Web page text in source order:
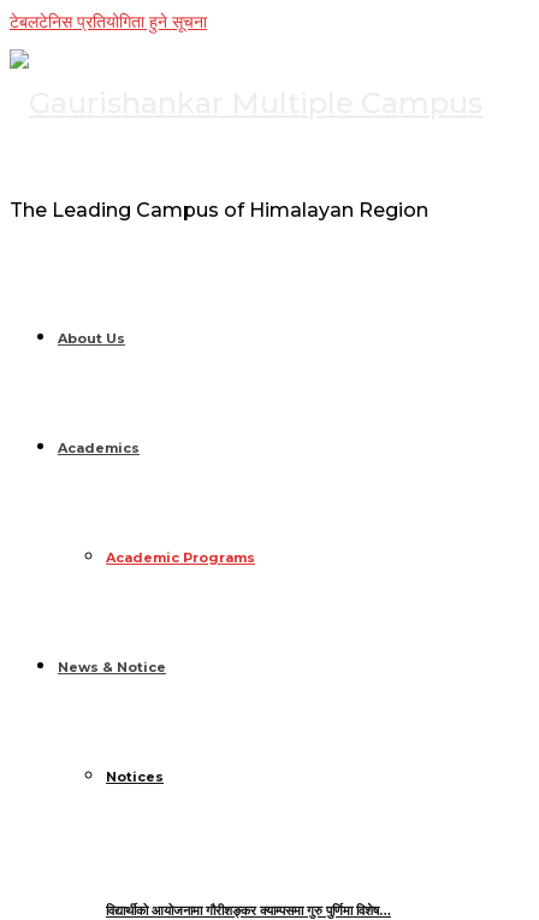
टेबलटेनिस प्रतियोगिता हुने सूचना
The Leading Campus of Himalayan Region
About Us
Academics
Academic Programs
News & Notice
Notices
विद्यार्थीको आयोजनामा गौरीशङ्कर क्याम्पसमा गुरु पुर्णिमा विशेष…